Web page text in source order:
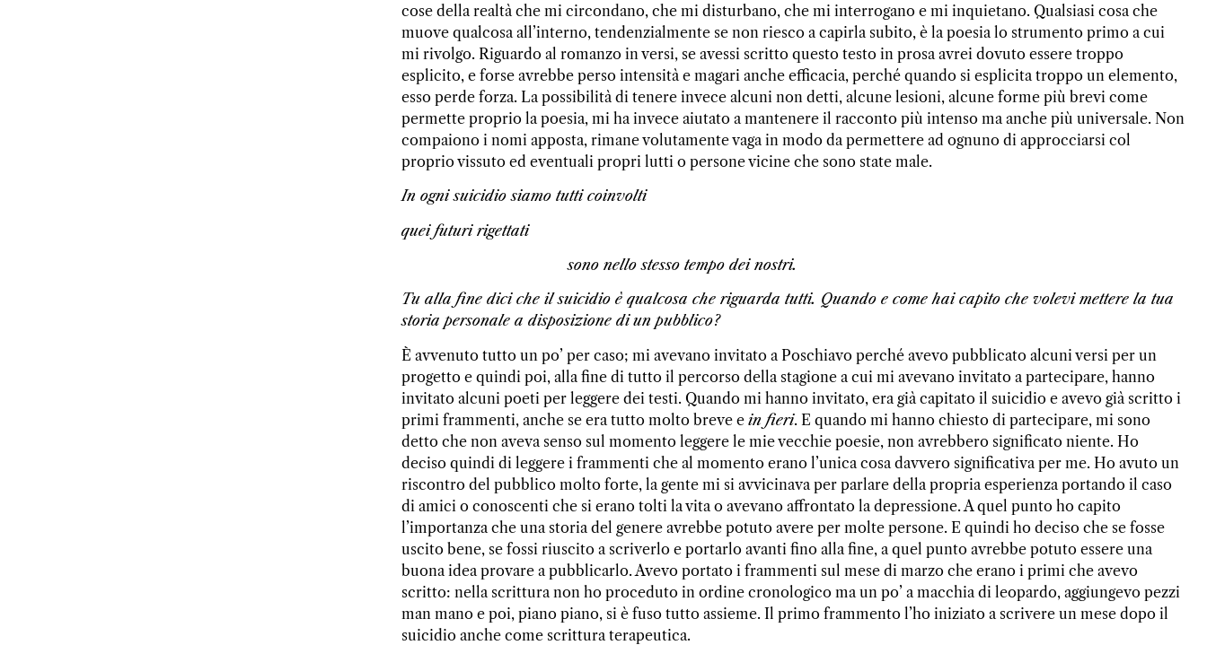
cose della realtà che mi circondano, che mi disturbano, che mi interrogano e mi inquietano. Qualsiasi cosa che
muove qualcosa all’interno, tendenzialmente se non riesco a capirla subito, è la poesia lo strumento primo a cui
mi rivolgo. Riguardo al romanzo in versi, se avessi scritto questo testo in prosa avrei dovuto essere troppo
esplicito, e forse avrebbe perso intensità e magari anche efficacia, perché quando si esplicita troppo un elemento,
esso perde forza. La possibilità di tenere invece alcuni non detti, alcune lesioni, alcune forme più brevi come
permette proprio la poesia, mi ha invece aiutato a mantenere il racconto più intenso ma anche più universale. Non
compaiono i nomi apposta, rimane volutamente vaga in modo da permettere ad ognuno di approcciarsi col
proprio vissuto ed eventuali propri lutti o persone vicine che sono state male.
In ogni suicidio siamo tutti coinvolti
quei futuri rigettati
sono nello stesso tempo dei nostri.
Tu alla fine dici che il suicidio è qualcosa che riguarda tutti. Quando e come hai capito che volevi mettere la tua
storia personale a disposizione di un pubblico?
È avvenuto tutto un po’ per caso; mi avevano invitato a Poschiavo perché avevo pubblicato alcuni versi per un
progetto e quindi poi, alla fine di tutto il percorso della stagione a cui mi avevano invitato a partecipare, hanno
invitato alcuni poeti per leggere dei testi. Quando mi hanno invitato, era già capitato il suicidio e avevo già scritto i
primi frammenti, anche se era tutto molto breve e in fieri. E quando mi hanno chiesto di partecipare, mi sono
detto che non aveva senso sul momento leggere le mie vecchie poesie, non avrebbero significato niente. Ho
deciso quindi di leggere i frammenti che al momento erano l’unica cosa davvero significativa per me. Ho avuto un
riscontro del pubblico molto forte, la gente mi si avvicinava per parlare della propria esperienza portando il caso
di amici o conoscenti che si erano tolti la vita o avevano affrontato la depressione. A quel punto ho capito
l’importanza che una storia del genere avrebbe potuto avere per molte persone. E quindi ho deciso che se fosse
uscito bene, se fossi riuscito a scriverlo e portarlo avanti fino alla fine, a quel punto avrebbe potuto essere una
buona idea provare a pubblicarlo. Avevo portato i frammenti sul mese di marzo che erano i primi che avevo
scritto: nella scrittura non ho proceduto in ordine cronologico ma un po’ a macchia di leopardo, aggiungevo pezzi
man mano e poi, piano piano, si è fuso tutto assieme. Il primo frammento l’ho iniziato a scrivere un mese dopo il
suicidio anche come scrittura terapeutica.